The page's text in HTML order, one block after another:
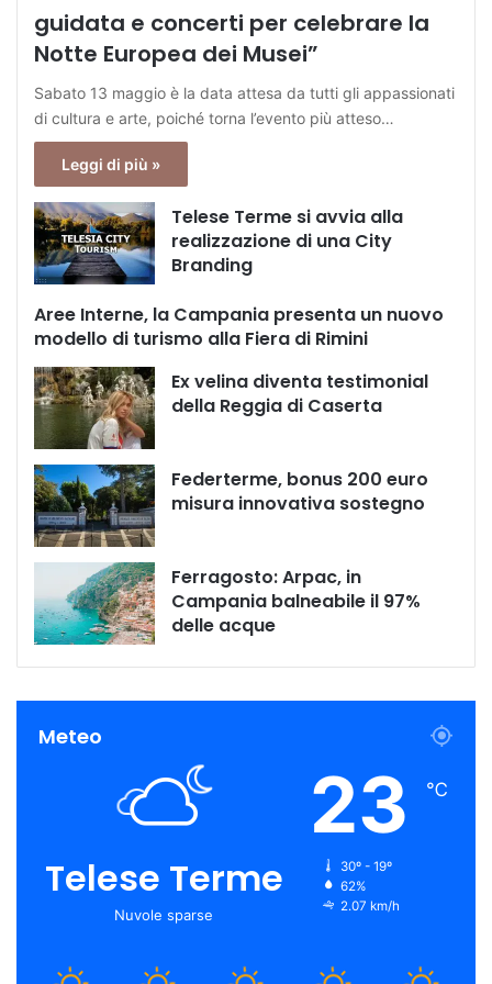
guidata e concerti per celebrare la
Notte Europea dei Musei”
Sabato 13 maggio è la data attesa da tutti gli appassionati
di cultura e arte, poiché torna l’evento più atteso…
Leggi di più »
Telese Terme si avvia alla
realizzazione di una City
Branding
Aree Interne, la Campania presenta un nuovo
modello di turismo alla Fiera di Rimini
Ex velina diventa testimonial
della Reggia di Caserta
Federterme, bonus 200 euro
misura innovativa sostegno
Ferragosto: Arpac, in
Campania balneabile il 97%
delle acque
Meteo
Telese Terme
Nuvole sparse
23 ℃
30º - 19º
62%
2.07 km/h